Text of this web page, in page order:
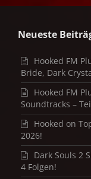
Neueste
Hooked FM
Bride, Dark
Hooked FM
Soundtracks –
Hooked on
2026!
Dark Souls 2
4 Folgen!